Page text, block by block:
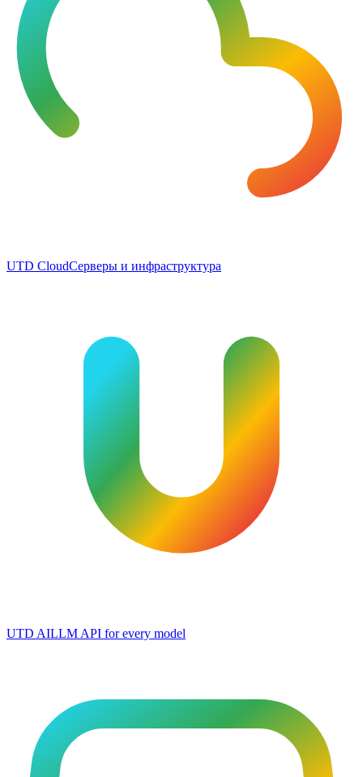
UTD CloudСерверы и инфраструктура
UTD AILLM API for every model